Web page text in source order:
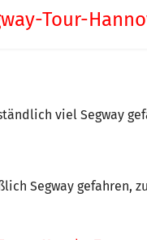
viel Segway
Segway gefahren,